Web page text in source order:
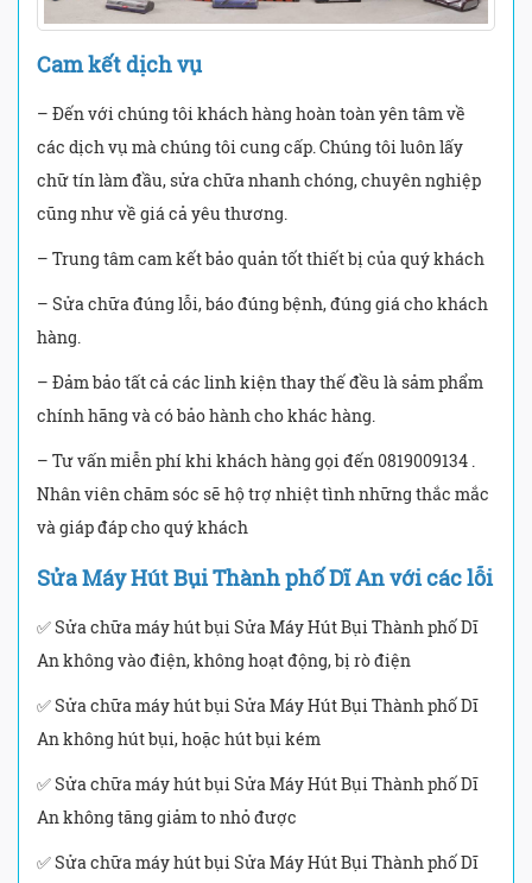
Cam kết dịch vụ
– Đến với chúng tôi khách hàng hoàn toàn yên tâm về
các dịch vụ mà chúng tôi cung cấp. Chúng tôi luôn lấy
chữ tín làm đầu, sửa chữa nhanh chóng, chuyên nghiệp
cũng như về giá cả yêu thương.
– Trung tâm cam kết bảo quản tốt thiết bị của quý khách
– Sửa chữa đúng lỗi, báo đúng bệnh, đúng giá cho khách
hàng.
– Đảm bảo tất cả các linh kiện thay thế đều là sảm phẩm
chính hãng và có bảo hành cho khác hàng.
– Tư vấn miễn phí khi khách hàng gọi đến 0819009134 .
Nhân viên chăm sóc sẽ hộ trợ nhiệt tình những thắc mắc
và giáp đáp cho quý khách
Sửa Máy Hút Bụi Thành phố Dĩ An với các lỗi
✅ Sửa chữa máy hút bụi Sửa Máy Hút Bụi Thành phố Dĩ
An không vào điện, không hoạt động, bị rò điện
✅ Sửa chữa máy hút bụi Sửa Máy Hút Bụi Thành phố Dĩ
An không hút bụi, hoặc hút bụi kém
✅ Sửa chữa máy hút bụi Sửa Máy Hút Bụi Thành phố Dĩ
An không tăng giảm to nhỏ được
✅ Sửa chữa máy hút bụi Sửa Máy Hút Bụi Thành phố Dĩ